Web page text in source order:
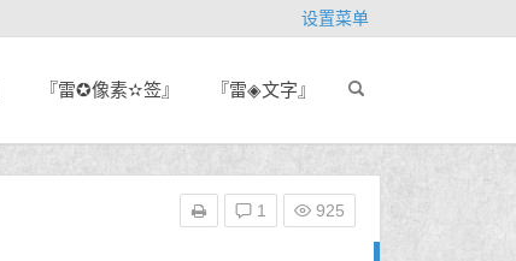
设置菜单
『雷✪像素✫签』 『雷◈文字』
1 925